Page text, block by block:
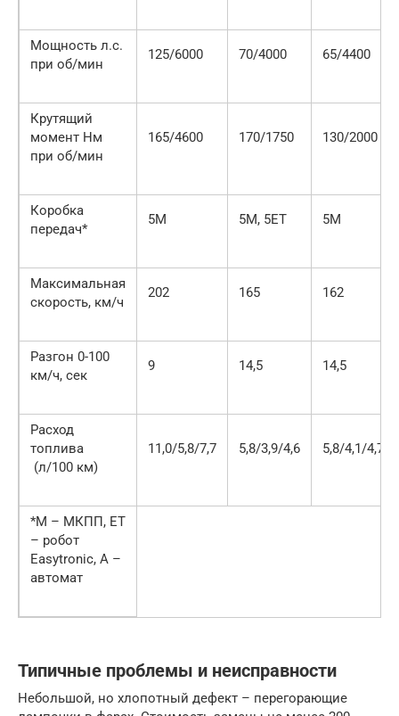
Мощность л.с.
при об/мин
125/6000 70/4000 65/4400
Крутящий
момент Нм
при об/мин
165/4600 170/1750 130/2000
Коробка
передач*
5M 5M, 5ET 5M
Максимальная
скорость, км/ч
202 165 162
Разгон 0-100
км/ч, сек
9 14,5 14,5
Расход
топлива
(л/100 км)
11,0/5,8/7,7 5,8/3,9/4,6 5,8/4,1/4,7
*M – МКПП, ET
– робот
Easytronic, A –
автомат
Типичные проблемы и неисправности
Небольшой, но хлопотный дефект – перегорающие